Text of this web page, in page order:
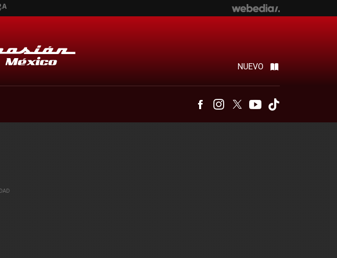
NUEVO
FacebookInstagram
Twitter Youtube